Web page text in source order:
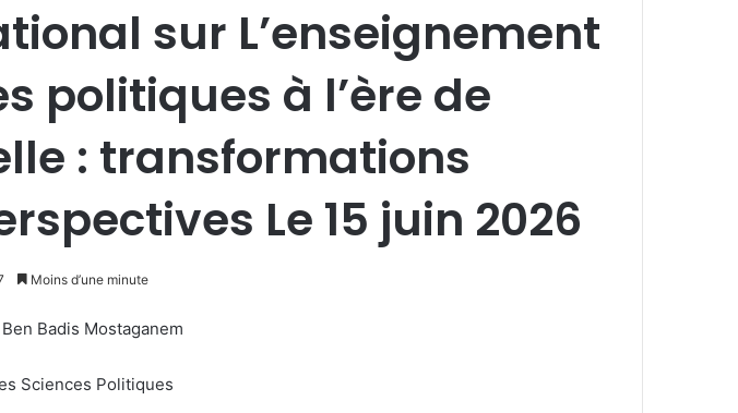
sur L’enseignement
politiques à l’ère de
: transformations
Le 15 juin 2026
Moins d’une minute
Badis Mostaganem
Sciences Politiques